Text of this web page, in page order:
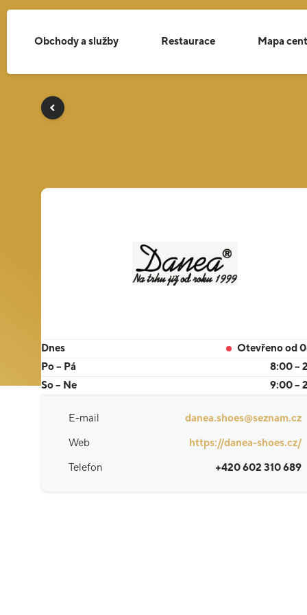
Obchody a služby Restaurace Mapa
Dnes
Otevřeno od
Po – Pá
8:00 –
So – Ne
9:00 –
E-mail
danea.shoes@seznam.cz
Web
https://danea-shoes.cz/
Telefon
+420 602 310 689